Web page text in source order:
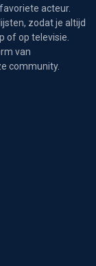
acteur.
zodat je altijd
of op televisie.
van
community.